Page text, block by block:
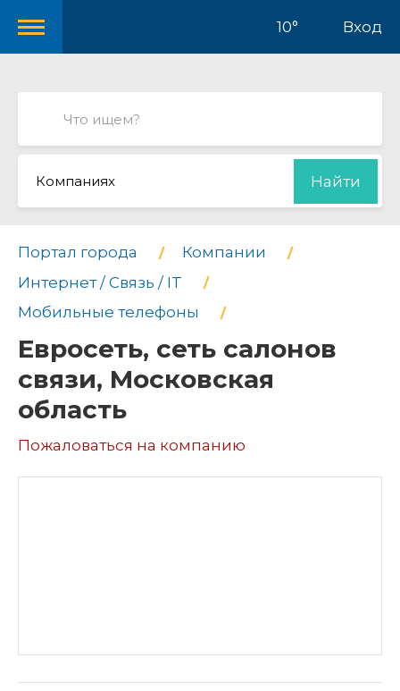
10° Вход
Компаниях Найти
Портал города
Компании
Интернет / Связь / IT
Мобильные телефоны
Евросеть, сеть салонов
связи, Московская
область
Пожаловаться на компанию